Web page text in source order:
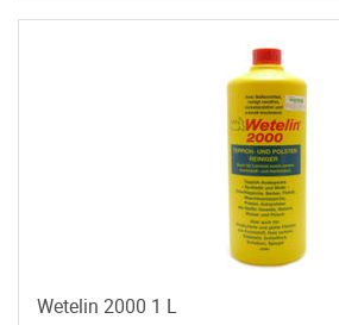
Wetelin 2000 1 L